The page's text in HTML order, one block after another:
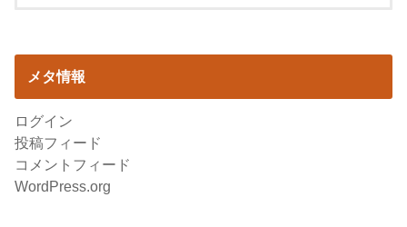
メタ情報
ログイン
投稿フィード
コメントフィード
WordPress.org